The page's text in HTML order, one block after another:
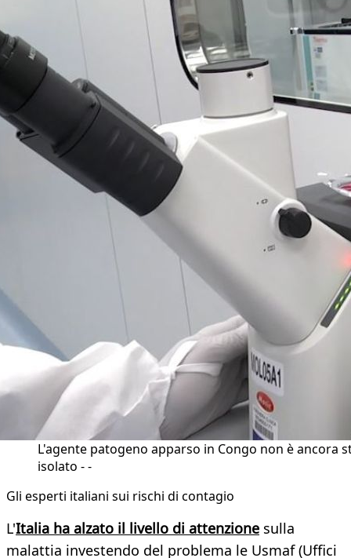
L'agente patogeno apparso in Congo non è ancora
isolato - -
Gli esperti italiani sui rischi di contagio
L'Italia ha alzato il livello di attenzione sulla
malattia investendo del problema le Usmaf (Uffici